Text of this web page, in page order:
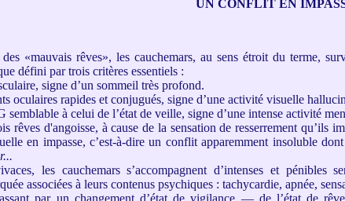
UN CONFLIT EN
«mauvais rêves», les cauchemars, au sens étroit du terme,
défini par trois critères essentiels :
signe d’un sommeil très profond.
oculaires rapides et conjugués, signe d’une activité visuelle
semblable à celui de l’état de veille, signe d’une intense activité
rêves d'angoisse, à cause de la sensation de resserrement qu’ils
en impasse, c’est-à-dire un conflit apparemment insoluble
les cauchemars s’accompagnent d’intenses et
associées à leurs contenus psychiques : tachycardie, apnée,